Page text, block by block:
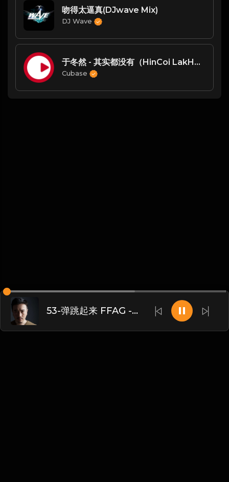
吻得太逼真(DJwave Mix)
DJ Wave
于冬然 - 其实都没有（HinCoi LakHouse Mix国语女）
Cubase
53-弹跳起来 FFAG - Style Fly